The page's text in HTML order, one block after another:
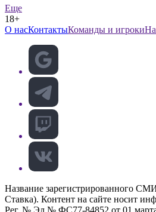
Еще
18+
О насКонтактыКоманды и игроки
Название зарегистрированного
Ставка). Контент на сайте носит